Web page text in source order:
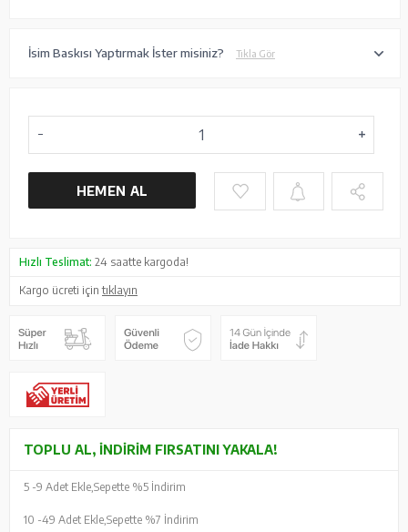
İsim Baskısı Yaptırmak İster misiniz? Tıkla Gör
HEMEN AL
Hızlı Teslimat: 24 saatte kargoda!
Kargo ücreti içintıklayın
TOPLU AL, İNDIRIM FIRSATINI YAKALA!
5 -9 Adet Ekle, Sepette %5 İndirim
10 -49 Adet Ekle, Sepette %7 İndirim